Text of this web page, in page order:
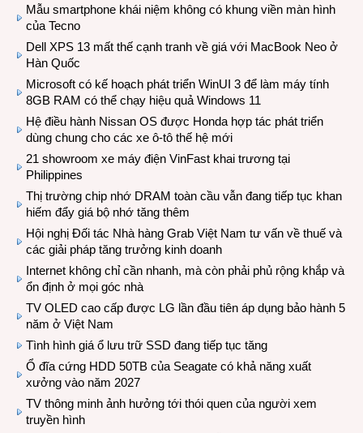
Mẫu smartphone khái niệm không có khung viền màn hình
của Tecno
Dell XPS 13 mất thế cạnh tranh về giá với MacBook Neo ở
Hàn Quốc
Microsoft có kế hoạch phát triển WinUI 3 để làm máy tính
8GB RAM có thể chạy hiệu quả Windows 11
Hệ điều hành Nissan OS được Honda hợp tác phát triển
dùng chung cho các xe ô-tô thế hệ mới
21 showroom xe máy điện VinFast khai trương tại
Philippines
Thị trường chip nhớ DRAM toàn cầu vẫn đang tiếp tục khan
hiếm đẩy giá bộ nhớ tăng thêm
Hội nghị Đối tác Nhà hàng Grab Việt Nam tư vấn về thuế và
các giải pháp tăng trưởng kinh doanh
Internet không chỉ cần nhanh, mà còn phải phủ rộng khắp và
ổn định ở mọi góc nhà
TV OLED cao cấp được LG lần đầu tiên áp dụng bảo hành 5
năm ở Việt Nam
Tình hình giá ổ lưu trữ SSD đang tiếp tục tăng
Ổ đĩa cứng HDD 50TB của Seagate có khả năng xuất
xưởng vào năm 2027
TV thông minh ảnh hưởng tới thói quen của người xem
truyền hình